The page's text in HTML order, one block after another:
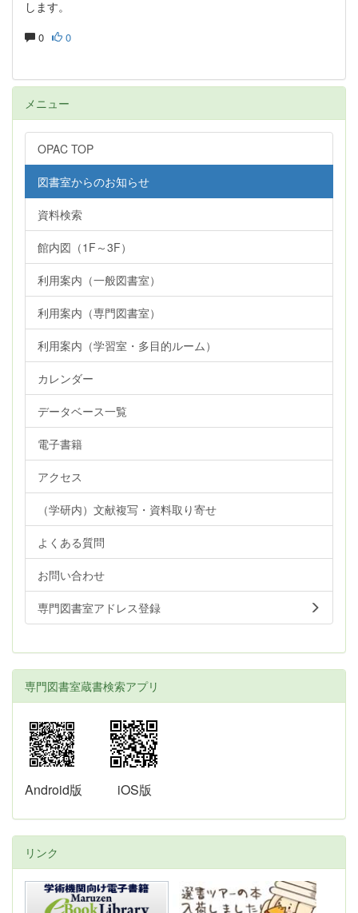
します。
0 0
メニュー
OPAC TOP
図書室からのお知らせ
資料検索
館内図（1F～3F）
利用案内（一般図書室）
利用案内（専門図書室）
利用案内（学習室・多目的ルーム）
カレンダー
データベース一覧
電子書籍
アクセス
（学研内）文献複写・資料取り寄せ
よくある質問
お問い合わせ
専門図書室アドレス登録
専門図書室蔵書検索アプリ
Android版 iOS版
リンク